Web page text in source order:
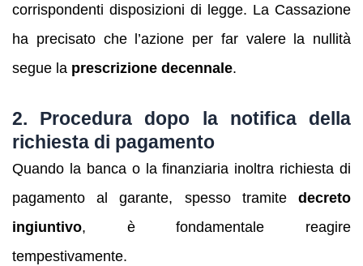
corrispondenti disposizioni di legge. La Cassazione
ha precisato che l’azione per far valere la nullità
segue la prescrizione decennale.
2. Procedura dopo la notifica della
richiesta di pagamento
Quando la banca o la finanziaria inoltra richiesta di
pagamento al garante, spesso tramite decreto
ingiuntivo, è fondamentale reagire
tempestivamente.